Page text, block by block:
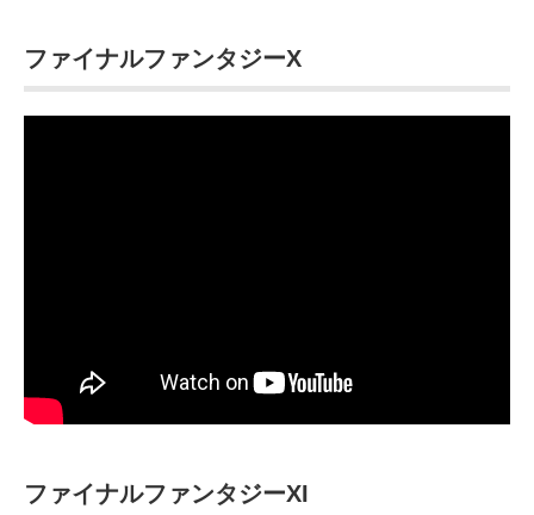
ファイナルファンタジーX
ファイナルファンタジーXI